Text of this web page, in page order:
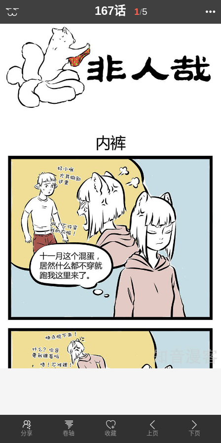
167话 1/5
分享 卷轴 收藏 上页 下页